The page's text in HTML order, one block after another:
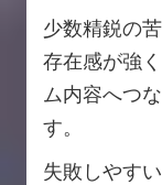
少数精鋭の
存在感が強
ム内容へつ
す。
失敗しやす